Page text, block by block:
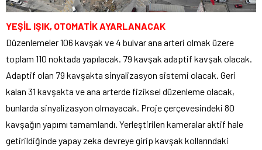
YEŞİL IŞIK, OTOMATİK AYARLANACAK
Düzenlemeler 106 kavşak ve 4 bulvar ana arteri olmak üzere
toplam 110 noktada yapılacak. 79 kavşak adaptif kavşak olacak.
Adaptif olan 79 kavşakta sinyalizasyon sistemi olacak. Geri
kalan 31 kavşakta ve ana arterde fiziksel düzenleme olacak,
bunlarda sinyalizasyon olmayacak. Proje çerçevesindeki 80
kavşağın yapımı tamamlandı. Yerleştirilen kameralar aktif hale
getirildiğinde yapay zeka devreye girip kavşak kollarındaki